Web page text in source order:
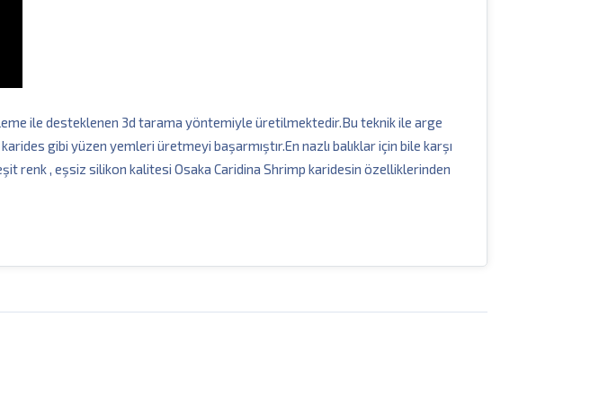
ile desteklenen 3d tarama yöntemiyle üretilmektedir.Bu teknik ile arge
gibi yüzen yemleri üretmeyi başarmıştır.En nazlı balıklar için bile karşı
renk , eşsiz silikon kalitesi Osaka Caridina Shrimp karidesin özelliklerinden